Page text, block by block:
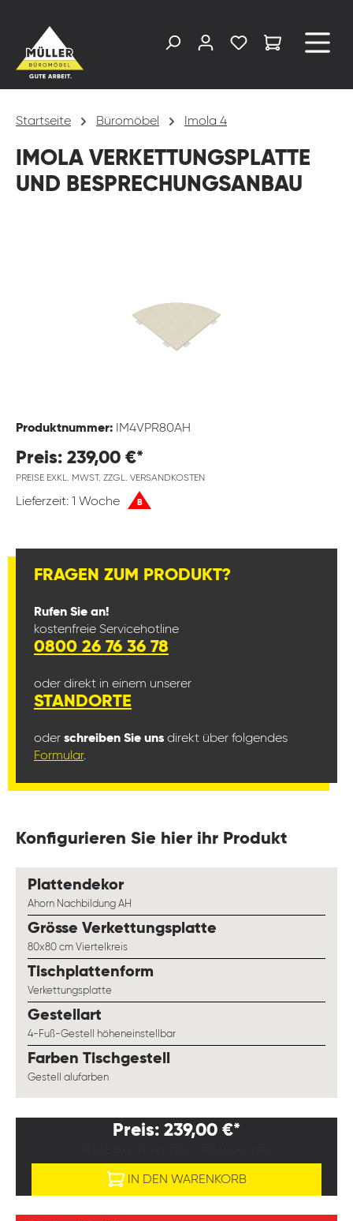
Startseite Büromöbel Imola 4
IMOLA VERKETTUNGSPLATTE
UND BESPRECHUNGSANBAU
Produktnummer: IM4VPR80AH
Preis: 239,00 €*
PREISE EXKL. MWST. ZZGL. VERSANDKOSTEN
Lieferzeit: 1 Woche B
FRAGEN ZUM PRODUKT?
Rufen Sie an!
kostenfreie Servicehotline
0800 26 76 36 78
oder direkt in einem unserer
STANDORTE
oder schreiben Sie uns direkt über folgendes
Formular.
Konfigurieren Sie hier ihr Produkt
Plattendekorauswählen
Ahorn Nachbildung AH
Grösse Verkettungsplatte
80x80 cm Viertelkreis
Tischplattenform
Verkettungsplatte
Gestellart
4-Fuß-Gestell höheneinstellbar
Farben Tischgestell
Gestell alufarben
Preis: 239,00 €*
IN DEN WARENKORB